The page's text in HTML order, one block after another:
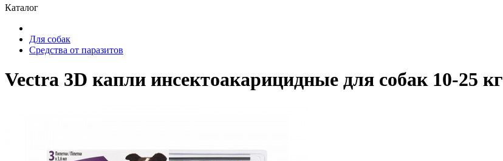
Каталог
Для собак
Средства от паразитов
Vectra 3D капли инсектоакарицидные для собак 10-25 кг